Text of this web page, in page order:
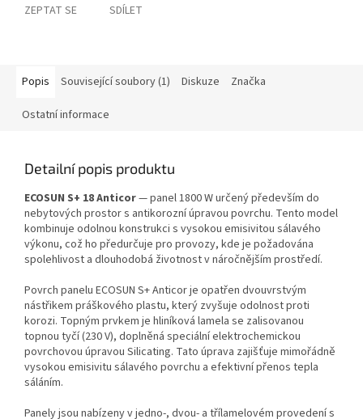
ZEPTAT SE SDÍLET
Popis Související soubory (1) Diskuze Značka
Ostatní informace
Detailní popis produktu
ECOSUN S+ 18 Anticor— panel 1800 W určený především do
nebytových prostor s antikorozní úpravou povrchu. Tento model
kombinuje odolnou konstrukci s vysokou emisivitou sálavého
výkonu, což ho předurčuje pro provozy, kde je požadována
spolehlivost a dlouhodobá životnost v náročnějším prostředí.
Povrch panelu ECOSUN S+ Anticor je opatřen dvouvrstvým
nástřikem práškového plastu, který zvyšuje odolnost proti
korozi. Topným prvkem je hliníková lamela se zalisovanou
topnou tyčí (230 V), doplněná speciální elektrochemickou
povrchovou úpravou Silicating. Tato úprava zajišťuje mimořádně
vysokou emisivitu sálavého povrchu a efektivní přenos tepla
sáláním.
Panely jsou nabízeny v jedno-, dvou- a třílamelovém provedení s